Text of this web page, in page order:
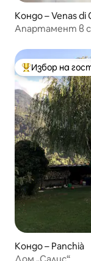
Кондо – Venas di
Апартамент в
Най-популярен
Избор на
Кондо – Panchià